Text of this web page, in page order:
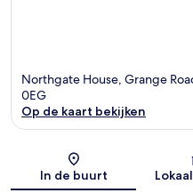
Northgate House, Grange
0EG
Op de kaart bekijken
In de buurt